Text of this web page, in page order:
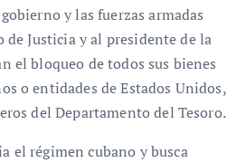
y las fuerzas armadas
Justicia y al presidente de la
el bloqueo de todos sus bienes
o entidades de Estados Unidos,
del Departamento del Tesoro.
el régimen cubano y busca